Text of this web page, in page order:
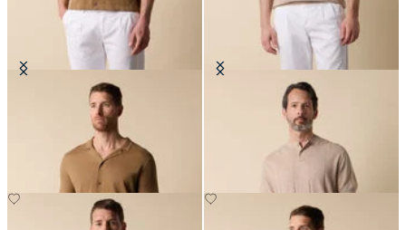
Polo Chemise en Maille Coton-Lin
T-shirt Henley à Côtes Plates en